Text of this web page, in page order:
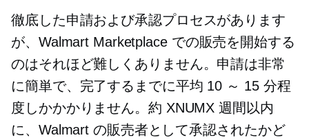
徹底した申請および承認プロセスがあります
が、Walmart Marketplace での販売を開始する
のはそれほど難しくありません。申請は非常
に簡単で、完了するまでに平均 10 ～ 15 分程
度しかかかりません。約 XNUMX 週間以内
に、Walmart の販売者として承認されたかど